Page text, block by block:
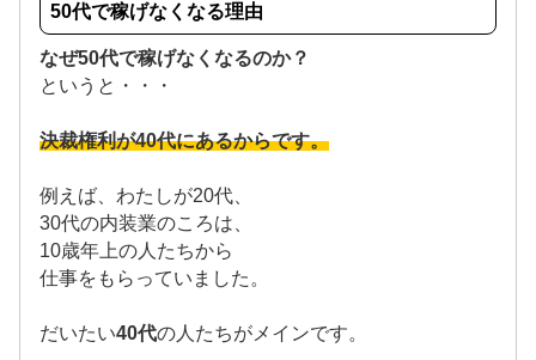
50代で稼げなくなる理由
なぜ50代で稼げなくなるのか？
というと・・・
決裁権利が40代にあるからです。
例えば、わたしが20代、
30代の内装業のころは、
10歳年上の人たちから
仕事をもらっていました。
だいたい40代の人たちがメインです。